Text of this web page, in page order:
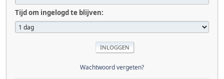
Tijd om ingelogd te blijven:
Wachtwoord vergeten?